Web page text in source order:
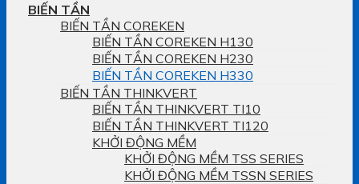
BIẾN TẦN
BIẾN TẦN COREKEN
BIẾN TẦN COREKEN H130
BIẾN TẦN COREKEN H230
BIẾN TẦN COREKEN H330
BIẾN TẦN THINKVERT
BIẾN TẦN THINKVERT TI10
BIẾN TẦN THINKVERT TI120
KHỞI ĐỘNG MỀM
KHỞI ĐỘNG MỀM TSS SERIES
KHỞI ĐỘNG MỀM TSSN SERIES